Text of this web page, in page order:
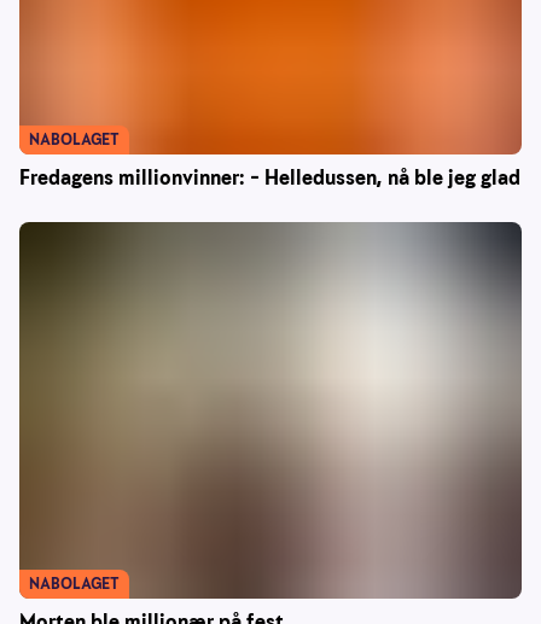
Fredagens millionvinner: – Helledussen, nå ble jeg glad
NABOLAGET
NABOLAGET